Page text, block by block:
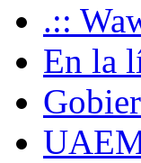
.::
En la